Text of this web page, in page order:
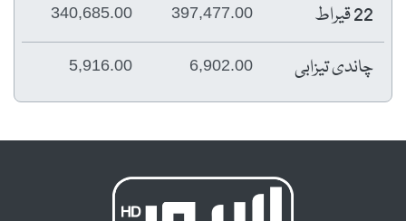
22 قیراط 397,477.00
340,685.00
چاندی تیزابی 6,902.00
5,916.00